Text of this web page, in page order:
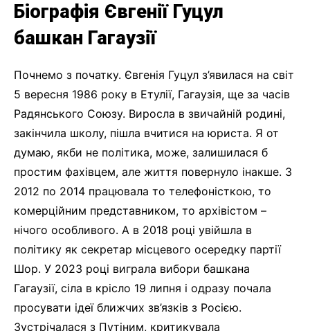
Біографія Євгенії Гуцул
башкан Гагаузії
Почнемо з початку. Євгенія Гуцул з’явилася на світ
5 вересня 1986 року в Етулії, Гагаузія, ще за часів
Радянського Союзу. Виросла в звичайній родині,
закінчила школу, пішла вчитися на юриста. Я от
думаю, якби не політика, може, залишилася б
простим фахівцем, але життя повернуло інакше. З
2012 по 2014 працювала то телефоністкою, то
комерційним представником, то архівістом –
нічого особливого. А в 2018 році увійшла в
політику як секретар місцевого осередку партії
Шор. У 2023 році виграла вибори башкана
Гагаузії, сіла в крісло 19 липня і одразу почала
просувати ідеї ближчих зв’язків з Росією.
Зустрічалася з Путіним, критикувала